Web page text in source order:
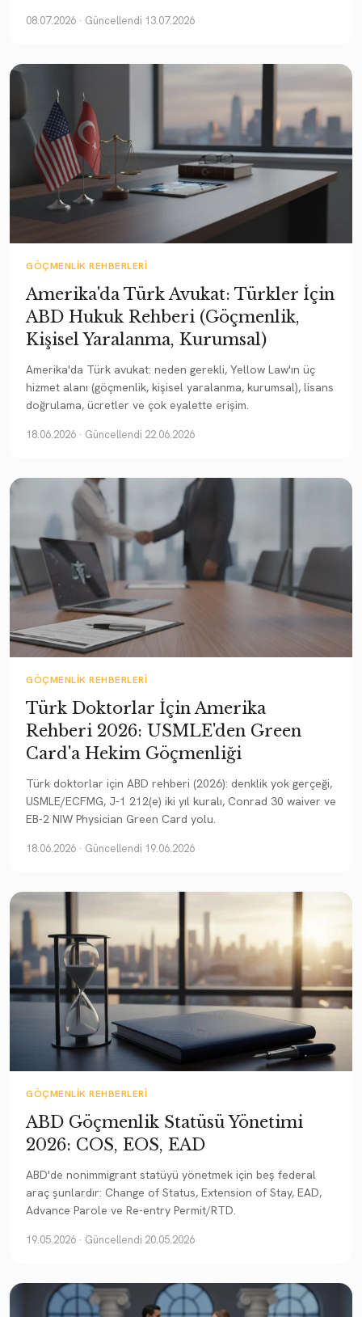
08.07.2026 · Güncellendi 13.07.2026
GÖÇMENLIK REHBERLERI
Amerika'da Türk Avukat: Türkler İçin
ABD Hukuk Rehberi (Göçmenlik,
Kişisel Yaralanma, Kurumsal)
Amerika'da Türk avukat: neden gerekli, Yellow Law'ın üç
hizmet alanı (göçmenlik, kişisel yaralanma, kurumsal), lisans
doğrulama, ücretler ve çok eyalette erişim.
18.06.2026 · Güncellendi 22.06.2026
GÖÇMENLIK REHBERLERI
Türk Doktorlar İçin Amerika
Rehberi 2026: USMLE'den Green
Card'a Hekim Göçmenliği
Türk doktorlar için ABD rehberi (2026): denklik yok gerçeği,
USMLE/ECFMG, J-1 212(e) iki yıl kuralı, Conrad 30 waiver ve
EB-2 NIW Physician Green Card yolu.
18.06.2026 · Güncellendi 19.06.2026
GÖÇMENLIK REHBERLERI
ABD Göçmenlik Statüsü Yönetimi
2026: COS, EOS, EAD
ABD'de nonimmigrant statüyü yönetmek için beş federal
araç şunlardır: Change of Status, Extension of Stay, EAD,
Advance Parole ve Re-entry Permit/RTD.
19.05.2026 · Güncellendi 20.05.2026